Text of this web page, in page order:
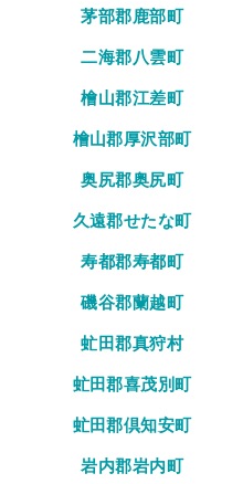
茅部郡鹿部町
二海郡八雲町
檜山郡江差町
檜山郡厚沢部町
奥尻郡奥尻町
久遠郡せたな町
寿都郡寿都町
磯谷郡蘭越町
虻田郡真狩村
虻田郡喜茂別町
虻田郡倶知安町
岩内郡岩内町